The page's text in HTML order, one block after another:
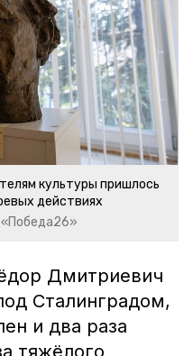
культуры пришлось
действиях
Дмитриевич
Сталинградом,
и два раза
тяжёлого